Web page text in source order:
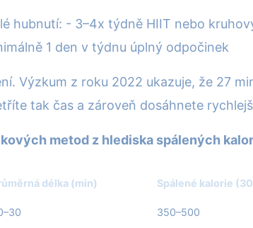
hubnutí: - 3–4x týdně HIIT nebo
1 den v týdnu úplný odpočinek
Výzkum z roku 2022 ukazuje, že 27
tak čas a zároveň dosáhnete
metod z hlediska spálených
délka (min) Spálené kalorie
350–500